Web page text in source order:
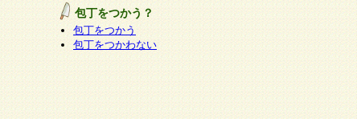
包丁をつかう？
包丁をつかう
包丁をつかわない